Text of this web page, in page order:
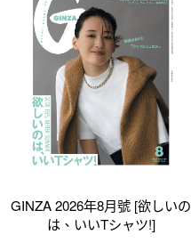
GINZA 2026年8月號 [欲しいの
は、いいTシャツ!]